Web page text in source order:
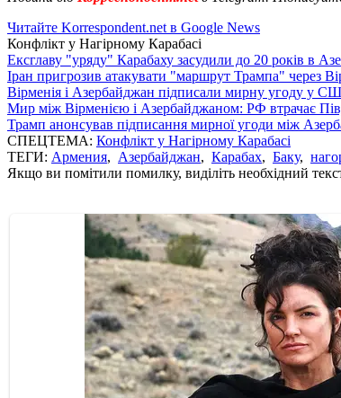
Читайте Korrespondent.net в Google News
Конфлікт у Нагірному Карабасі
Ексглаву "уряду" Карабаху засудили до 20 років в
Іран пригрозив атакувати "маршрут Трампа" через
Вірменія і Азербайджан підписали мирну угоду у
Мир між Вірменією і Азербайджаном: РФ втрачає
Трамп анонсував підписання мирної угоди між
СПЕЦТЕМА: Конфлікт у Нагірному Карабасі
ТЕГИ: Армения, Азербайджан, Карабах, Баку,
Якщо ви помітили помилку, виділіть необхідний